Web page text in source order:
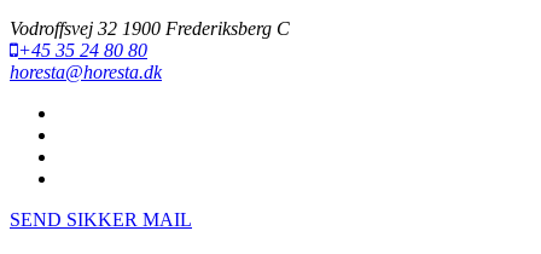
Vodroffsvej 32 1900 Frederiksberg C
+45 35 24 80 80
horesta@horesta.dk
SEND SIKKER MAIL